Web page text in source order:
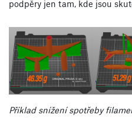
podpěry jen tam, kde jsou
Příklad snížení spotřeby